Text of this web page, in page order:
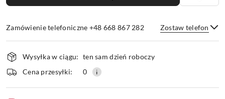
Zamówienie telefoniczne +48 668 867 282 Zostaw telefon
Wyślij
Dostępność
i
dostawa
Wysyłka w ciągu: ten sam dzień roboczy
Cena przesyłki:
0